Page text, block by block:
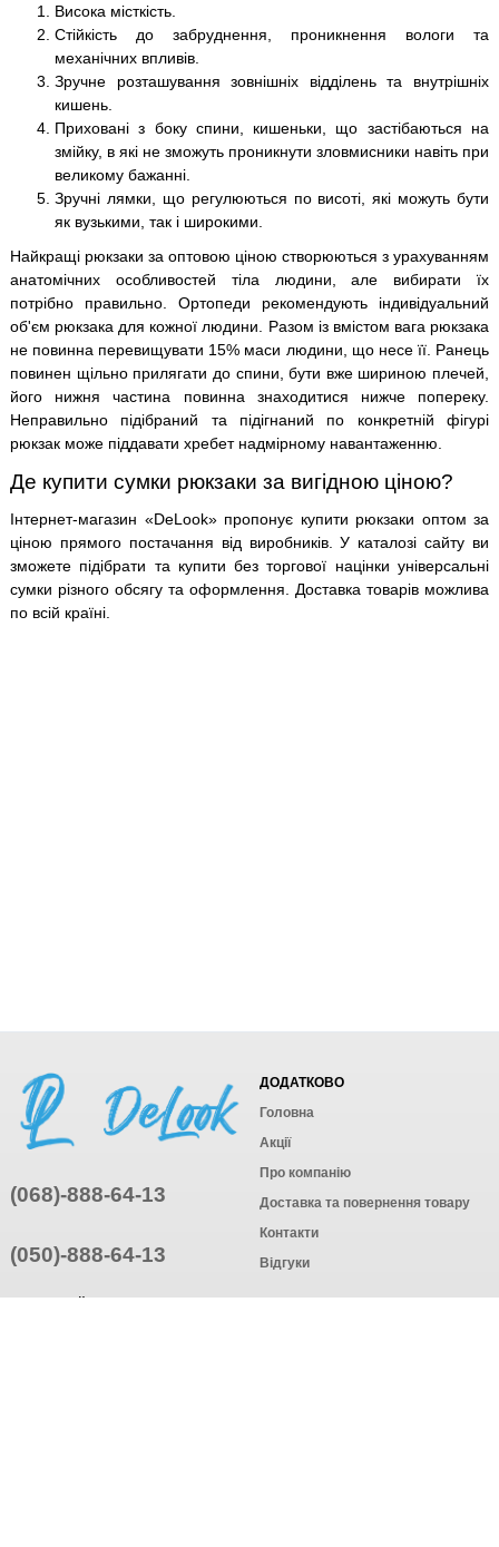
Висока місткість.
Стійкість до забруднення, проникнення вологи та
механічних впливів.
Зручне розташування зовнішніх відділень та внутрішніх
кишень.
Приховані з боку спини, кишеньки, що застібаються на
змійку, в які не зможуть проникнути зловмисники навіть при
великому бажанні.
Зручні лямки, що регулюються по висоті, які можуть бути
як вузькими, так і широкими.
Найкращі рюкзаки за оптовою ціною створюються з урахуванням
анатомічних особливостей тіла людини, але вибирати їх
потрібно правильно. Ортопеди рекомендують індивідуальний
об'єм рюкзака для кожної людини. Разом із вмістом вага рюкзака
не повинна перевищувати 15% маси людини, що несе її. Ранець
повинен щільно прилягати до спини, бути вже шириною плечей,
його нижня частина повинна знаходитися нижче попереку.
Неправильно підібраний та підігнаний по конкретній фігурі
рюкзак може піддавати хребет надмірному навантаженню.
Де купити сумки рюкзаки за вигідною ціною?
Інтернет-магазин «DeLook» пропонує купити рюкзаки оптом за
ціною прямого постачання від виробників. У каталозі сайту ви
зможете підібрати та купити без торгової націнки універсальні
сумки різного обсягу та оформлення. Доставка товарів можлива
по всій країні.
(068)-888-64-13
(050)-888-64-13
ДОДАТКОВО
Головна
Акції
Про компанію
Доставка та повернення товару
Контакти
Відгуки